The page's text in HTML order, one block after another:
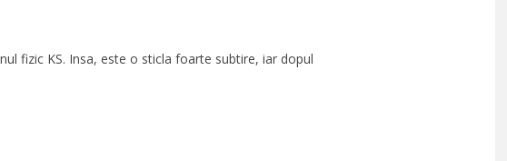
fizic KS. Insa, este o sticla foarte subtire, iar dopul